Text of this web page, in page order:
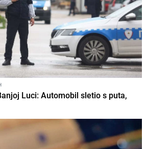
Luci: Automobil sletio s puta,